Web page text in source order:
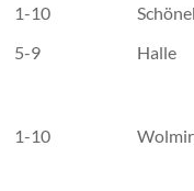
1-10
5-9 Halle
1-10